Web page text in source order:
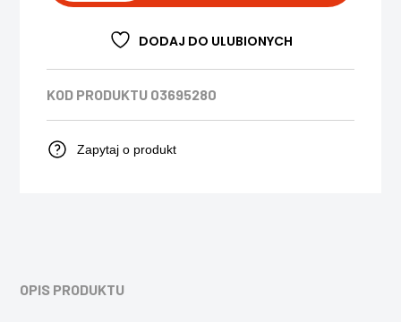
DODAJ DO ULUBIONYCH
KOD PRODUKTU 03695280
Zapytaj o produkt
OPIS PRODUKTU